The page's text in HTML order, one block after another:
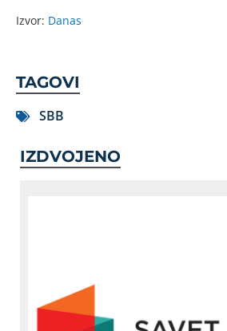
Izvor: Danas
TAGOVI
SBB
IZDVOJENO